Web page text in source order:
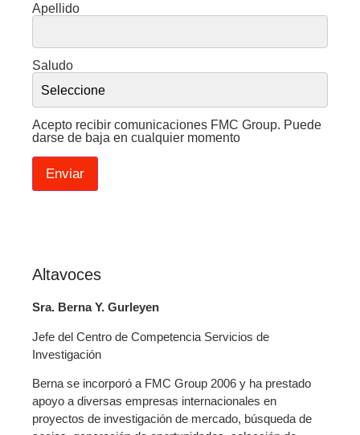
Apellido
Saludo
Acepto recibir comunicaciones FMC Group. Puede
darse de baja en cualquier momento
Altavoces
Sra. Berna Y. Gurleyen
Jefe del Centro de Competencia Servicios de
Investigación
Berna se incorporó a FMC Group 2006 y ha prestado
apoyo a diversas empresas internacionales en
proyectos de investigación de mercado, búsqueda de